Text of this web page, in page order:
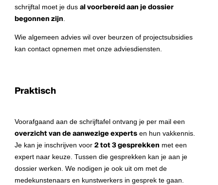
schrijftal moet je dus al voorbereid aan je dossier
begonnen zijn.
Wie algemeen advies wil over beurzen of projectsubsidies
kan contact opnemen met onze adviesdiensten.
Praktisch
Voorafgaand aan de schrijftafel ontvang je per mail een
overzicht van de aanwezige experts en hun vakkennis.
Je kan je inschrijven voor 2 tot 3 gesprekken met een
expert naar keuze. Tussen die gesprekken kan je aan je
dossier werken. We nodigen je ook uit om met de
medekunstenaars en kunstwerkers in gesprek te gaan.